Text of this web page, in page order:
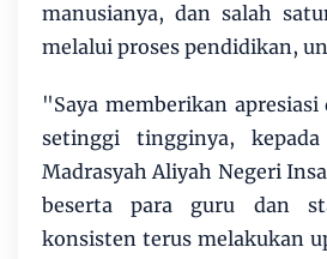
manusianya, dan salah
melalui proses pendidikan,
"Saya memberikan apresiasi
setinggi tingginya, kepada
Madrasyah Aliyah Negeri
beserta para guru dan
konsisten terus melakukan